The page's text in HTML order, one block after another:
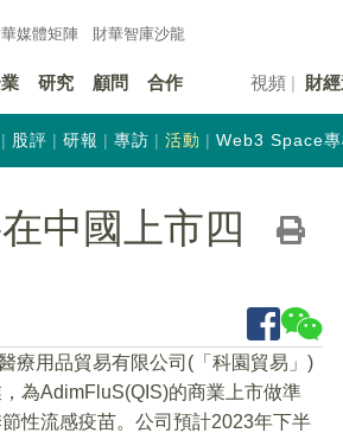
媒體矩陣 財華智庫沙龍
研究 顧問 合作 視頻 財
股評 研報 專訪 活動 Web3 Space專
中國上市四
療用品貿易有限公司(「科園貿易」)
為AdimFluS(QIS)的商業上市做準
性流感疫苗。公司預計2023年下半